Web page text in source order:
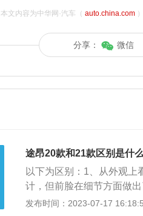
本文内容为中华网·汽车（ auto.china.com
分享： 微信
途昂20款和21款区别是什
以下为区别：1、从外观上
计，但前脸在细节方面做
体，大灯内部的结构有所
发布时间：2023-07-17